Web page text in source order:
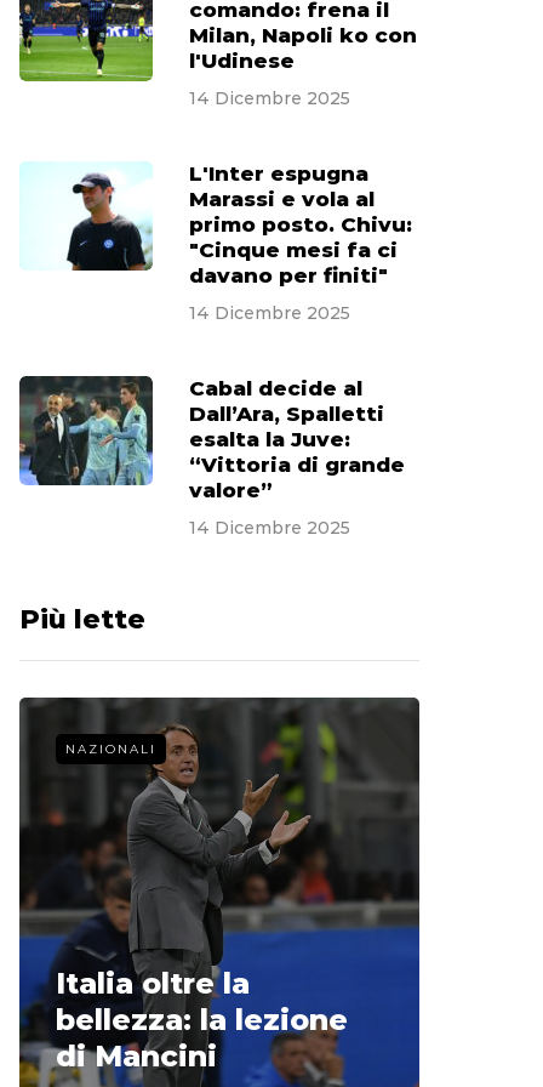
comando: frena il
Milan, Napoli ko con
l'Udinese
14 Dicembre 2025
L'Inter espugna
Marassi e vola al
primo posto. Chivu:
"Cinque mesi fa ci
davano per finiti"
14 Dicembre 2025
Cabal decide al
Dall’Ara, Spalletti
esalta la Juve:
“Vittoria di grande
valore”
14 Dicembre 2025
Più lette
NAZIONALI
Italia oltre la
bellezza: la lezione
di Mancini